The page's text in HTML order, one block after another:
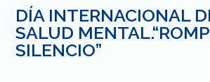
DÍA INTERNACIONAL
SALUD
SILENCIO”